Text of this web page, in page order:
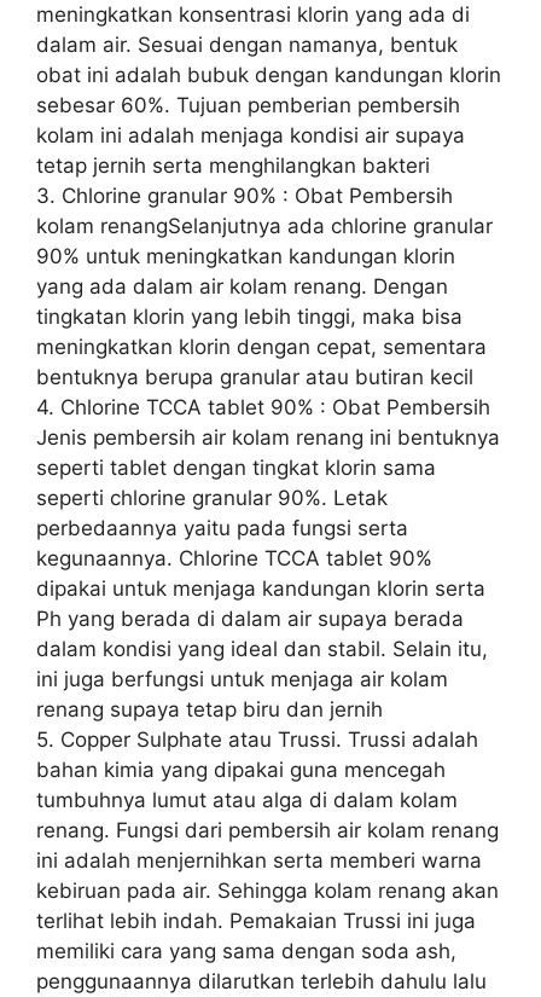
meningkatkan konsentrasi klorin yang ada di
dalam air. Sesuai dengan namanya, bentuk
obat ini adalah bubuk dengan kandungan klorin
sebesar 60%. Tujuan pemberian pembersih
kolam ini adalah menjaga kondisi air supaya
tetap jernih serta menghilangkan bakteri
3. Chlorine granular 90% : Obat Pembersih
kolam renangSelanjutnya ada chlorine granular
90% untuk meningkatkan kandungan klorin
yang ada dalam air kolam renang. Dengan
tingkatan klorin yang lebih tinggi, maka bisa
meningkatkan klorin dengan cepat, sementara
bentuknya berupa granular atau butiran kecil
4. Chlorine TCCA tablet 90% : Obat Pembersih
Jenis pembersih air kolam renang ini bentuknya
seperti tablet dengan tingkat klorin sama
seperti chlorine granular 90%. Letak
perbedaannya yaitu pada fungsi serta
kegunaannya. Chlorine TCCA tablet 90%
dipakai untuk menjaga kandungan klorin serta
Ph yang berada di dalam air supaya berada
dalam kondisi yang ideal dan stabil. Selain itu,
ini juga berfungsi untuk menjaga air kolam
renang supaya tetap biru dan jernih
5. Copper Sulphate atau Trussi. Trussi adalah
bahan kimia yang dipakai guna mencegah
tumbuhnya lumut atau alga di dalam kolam
renang. Fungsi dari pembersih air kolam renang
ini adalah menjernihkan serta memberi warna
kebiruan pada air. Sehingga kolam renang akan
terlihat lebih indah. Pemakaian Trussi ini juga
memiliki cara yang sama dengan soda ash,
penggunaannya dilarutkan terlebih dahulu lalu